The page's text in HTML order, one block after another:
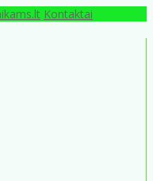
Kontaktai